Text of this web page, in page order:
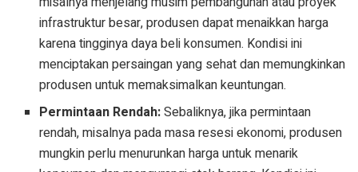
infrastruktur besar, produsen dapat menaikkan harga
karena tingginya daya beli konsumen. Kondisi ini
menciptakan persaingan yang sehat dan memungkinkan
produsen untuk memaksimalkan keuntungan.
Permintaan Rendah:Sebaliknya, jika permintaan
rendah, misalnya pada masa resesi ekonomi, produsen
mungkin perlu menurunkan harga untuk menarik